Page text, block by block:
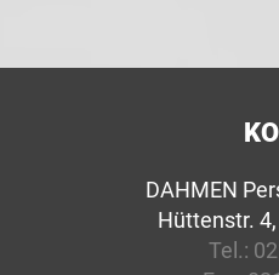
DAHMEN
Hüttenstr.
Tel.: